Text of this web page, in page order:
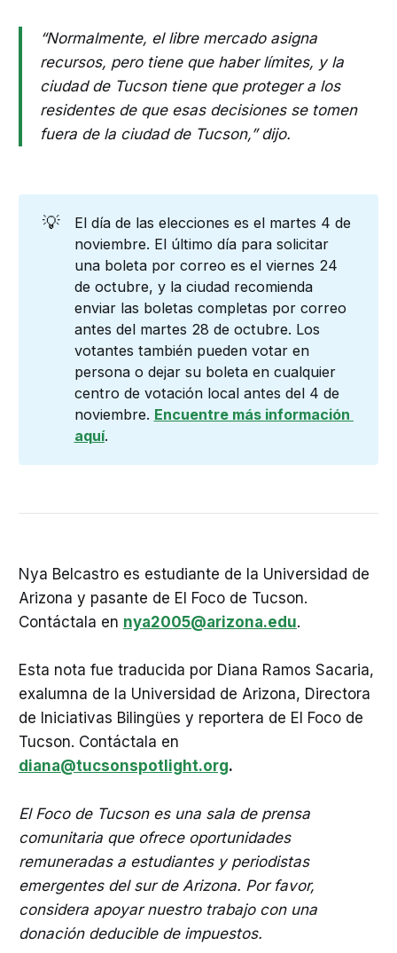
“Normalmente, el libre mercado asigna
recursos, pero tiene que haber límites, y la
ciudad de Tucson tiene que proteger a los
residentes de que esas decisiones se tomen
fuera de la ciudad de Tucson,” dijo.
💡
El día de las elecciones es el martes 4 de
noviembre. El último día para solicitar
una boleta por correo es el viernes 24
de octubre, y la ciudad recomienda
enviar las boletas completas por correo
antes del martes 28 de octubre. Los
votantes también pueden votar en
persona o dejar su boleta en cualquier
centro de votación local antes del 4 de
noviembre. Encuentre más información
aquí.
Nya Belcastro es estudiante de la Universidad de
Arizona y pasante de El Foco de Tucson.
Contáctala en nya2005@arizona.edu.
Esta nota fue traducida por Diana Ramos Sacaria,
exalumna de la Universidad de Arizona, Directora
de Iniciativas Bilingües y reportera de El Foco de
Tucson. Contáctala en
diana@tucsonspotlight.org.
El Foco de Tucson es una sala de prensa
comunitaria que ofrece oportunidades
remuneradas a estudiantes y periodistas
emergentes del sur de Arizona. Por favor,
considera apoyar nuestro trabajo con una
donación deducible de impuestos.